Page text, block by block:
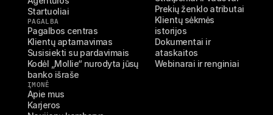
Startuoliai
PAGALBA
Pagalbos centras
Klientų aptarnavimas
Susisiekti su pardavimais
Kodėl „Mollie“ nurodyta jūsų
banko išraše
ĮMONĖ
Apie mus
Karjeros
Prekių ženklo atributai
Klientų sėkmės
istorijos
Dokumentai ir
ataskaitos
Webinarai ir renginiai